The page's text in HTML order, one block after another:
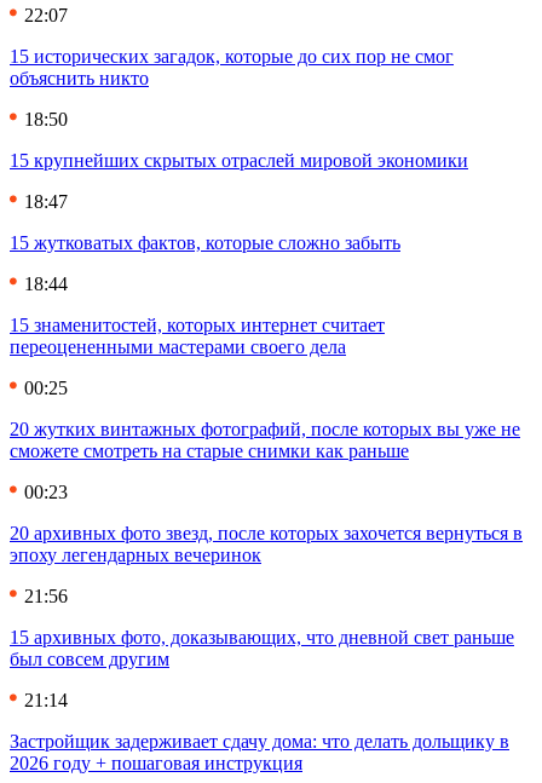
22:07
15 исторических загадок, которые до сих пор не смог
объяснить никто
18:50
15 крупнейших скрытых отраслей мировой экономики
18:47
15 жутковатых фактов, которые сложно забыть
18:44
15 знаменитостей, которых интернет считает
переоцененными мастерами своего дела
00:25
20 жутких винтажных фотографий, после которых вы уже не
сможете смотреть на старые снимки как раньше
00:23
20 архивных фото звезд, после которых захочется вернуться в
эпоху легендарных вечеринок
21:56
15 архивных фото, доказывающих, что дневной свет раньше
был совсем другим
21:14
Застройщик задерживает сдачу дома: что делать дольщику в
2026 году + пошаговая инструкция